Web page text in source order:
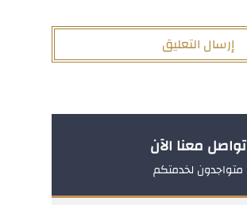
تواصل معنا الآن
متواجدون لخدمتكم